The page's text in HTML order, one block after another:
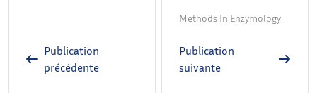
Publication
précédente
Methods In Enzymology
Publication
suivante